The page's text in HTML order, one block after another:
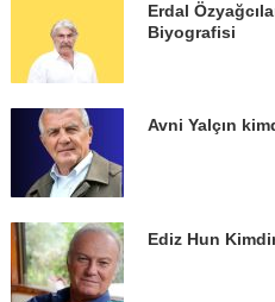
Erdal
Biyografisi
Avni Yalçın
Ediz Hun